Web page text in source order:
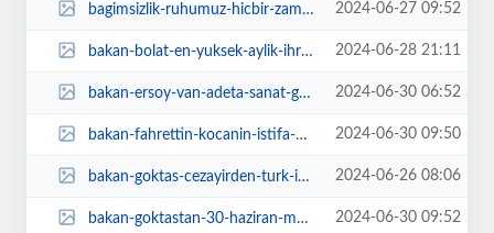
bagimsizlik-ruhumuz-hicbir-zaman-sonmeyecek-wbrPryzS.jpg 2024-06-27 09:52
bakan-bolat-en-yuksek-aylik-ihracata-ulastik-SfKLYXkV.jpg 2024-06-28 21:11
bakan-ersoy-van-adeta-sanat-galerisine-donusecek-7GB7z2PB.jpg 2024-06-30 06:52
bakan-fahrettin-kocanin-istifa-nedeni-kalp-krizleri-mi-PbJgMTY9.jpg 2024-06-30 09:50
bakan-goktas-cezayirden-turk-is-dunyasina-seslendi-Im9enrkb.jpg 2024-06-26 08:06
bakan-goktastan-30-haziran-mesaji-ZvK5JizN.jpg 2024-06-30 09:52